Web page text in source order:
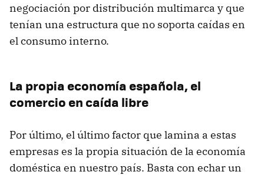
negociación por distribución multimarca y que
tenían una estructura que no soporta caídas en
el consumo interno.
La propia economía española, el
comercio en caída libre
Por último, el último factor que lamina a estas
empresas es la propia situación de la economía
doméstica en nuestro país. Basta con echar un